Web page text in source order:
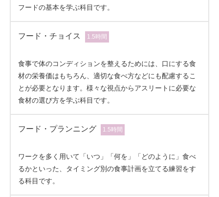
フードの基本を学ぶ科目です。
フード・チョイス 1.5時間
食事で体のコンディションを整えるためには、口にする食
材の栄養価はもちろん、適切な食べ方などにも配慮するこ
とが必要となります。様々な視点からアスリートに必要な
食材の選び方を学ぶ科目です。
フード・プランニング 1.5時間
ワークを多く用いて「いつ」「何を」「どのように」食べ
るかといった、タイミング別の食事計画を立てる練習をす
る科目です。